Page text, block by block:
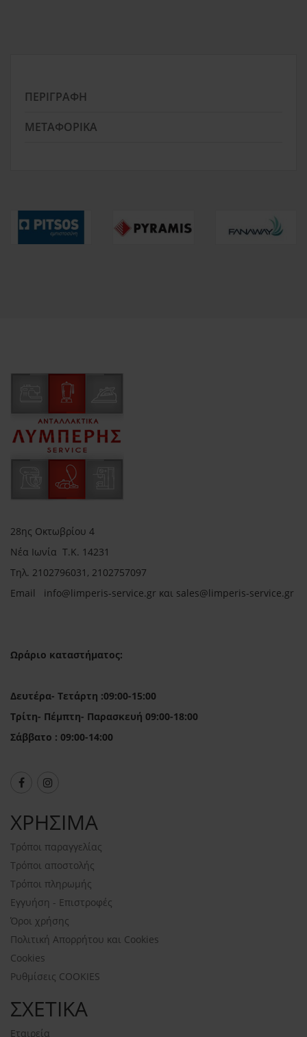
ΠΕΡΙΓΡΑΦΉ
ΜΕΤΑΦΟΡΙΚΆ
28ης Οκτωβρίου 4
Νέα Ιωνία Τ.Κ. 14231
Τηλ. 2102796031, 2102757097
Email info@limperis-service.gr και sales@limperis-service.gr
Ωράριο καταστήματος:
Δευτέρα- Τετάρτη :09:00-15:00
Τρίτη- Πέμπτη- Παρασκευή 09:00-18:00
Σάββατο : 09:00-14:00
ΧΡΗΣΙΜΑ
Τρόποι παραγγελίας
Τρόποι αποστολής
Τρόποι πληρωμής
Εγγυήση - Επιστροφές
Όροι χρήσης
Πολιτική Απορρήτου και Cookies
Cookies
Ρυθμίσεις COOKIES
ΣΧΕΤΙΚΑ
Εταιρεία